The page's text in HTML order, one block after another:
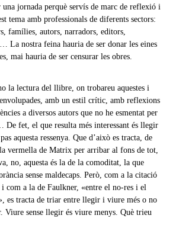
una jornada perquè servís de marc de reflexió i
tema amb professionals de diferents sectors:
famílies, autors, narradors, editors,
La nostra feina hauria de ser donar les eines
mai hauria de ser censurar les obres.
la lectura del llibre, on trobareu aquestes i
amb un estil crític, amb reflexions
a diversos autors que no he esmentat per
De fet, el que resulta més interessant és llegir
aquesta ressenya. Que d’això es tracta, de
vermella de Matrix per arribar al fons de tot,
no, aquesta és la de la comoditat, la que
sense maldecaps. Però, com a la citació
com a la de Faulkner, «entre el no-res i el
es tracta de triar entre llegir i viure més o no
sense llegir és viure menys. Què trieu